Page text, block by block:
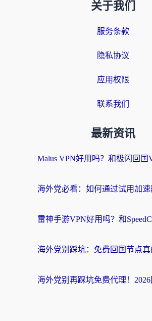
关于我们
服务条款
隐私协议
应用权限
联系我们
最新资讯